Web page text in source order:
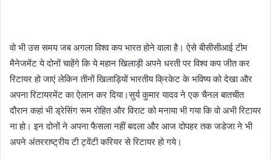
वो भी उस समय जब अगला विश्व कप भारत होने वाला है। ऐसे बीसीसीआई टीम
मैनेजमेंट ये दोनों चाहेंगे कि ये महान खिलाड़ी अपने धरती पर विश्व कप जीत कर
रिटायर हो जाएं लेकिन तीनों खिलाड़ियों भारतीय क्रिकेट के भविष्य को देखा और
अपना रिटायरमेंट का ऐलान कर दिया।सुर्य कुमार यादव ने एक चैनल बातचीत
दौरान कहां भी ड्रेसिंग रूम रोहित और विराट को मनाया भी गया कि वो अभी रिटायर
ना हो। इन दोनों ने अपना फैसला नहीं बदला और आज दोपहर तक जडेजा ने भी
अपने अंतरराष्ट्रीय टी ट्वेंटी करियर से रिटायर हो गये।